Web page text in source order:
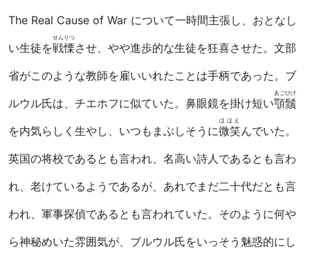
The Real Cause of War について一時間主張し、おとなし
い生徒を戦慄
せんりつ
させ、やや進歩的な生徒を狂喜させた。文部
省がこのような教師を雇いいれたことは手柄であった。ブ
ルウル氏は、チエホフに似ていた。鼻眼鏡を掛け短い顎鬚
あごひげ
を内気らしく生やし、いつもまぶしそうに微笑
ほほえ
んでいた。
英国の将校であるとも言われ、名高い詩人であるとも言わ
れ、老けているようであるが、あれでまだ二十代だとも言
われ、軍事探偵であるとも言われていた。そのように何や
ら神秘めいた雰囲気が、ブルウル氏をいっそう魅惑的にし